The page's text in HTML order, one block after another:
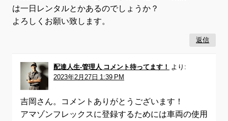
は一日レンタルとかあるのでしょうか？
よろしくお願い致します。
返信
配達人生-管理人 コメント待ってます！
より:
2023年2月27日 1:39 PM
吉岡さん。コメントありがとうございます！
アマゾンフレックスに登録するためには車両の使用